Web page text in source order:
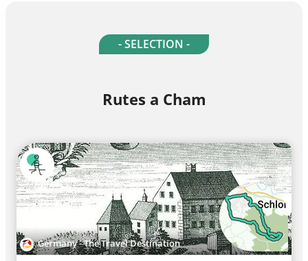
- SELECTION -
Rutes a Cham
Germany - The Travel Destination